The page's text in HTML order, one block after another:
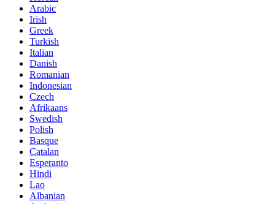
Arabic
Irish
Greek
Turkish
Italian
Danish
Romanian
Indonesian
Czech
Afrikaans
Swedish
Polish
Basque
Catalan
Esperanto
Hindi
Lao
Albanian